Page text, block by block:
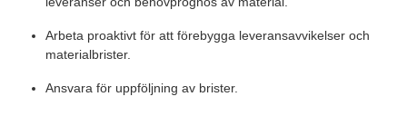
Arbeta proaktivt för att förebygga leveransavvikelser och
materialbrister.
Ansvara för uppföljning av brister.